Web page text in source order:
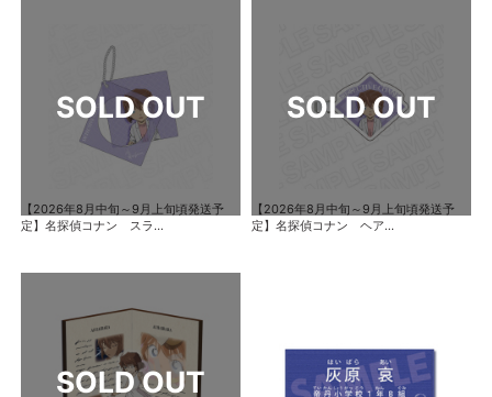
【2026年8月中旬～9月上旬頃発送予
定】名探偵コナン スラ...
【2026年8月中旬～9月上旬頃発送予
定】名探偵コナン ヘア...